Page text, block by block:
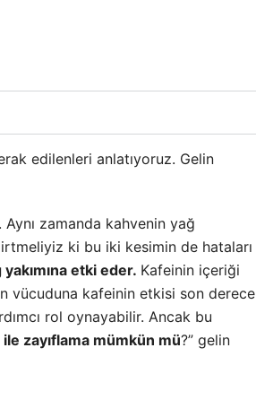
edilenleri anlatıyoruz. Gelin
zamanda kahvenin yağ
ki bu iki kesimin de hataları
etki eder. Kafeinin içeriği
vücuduna kafeinin etkisi son derece
rol oynayabilir. Ancak bu
ile zayıflama mümkün mü?” gelin